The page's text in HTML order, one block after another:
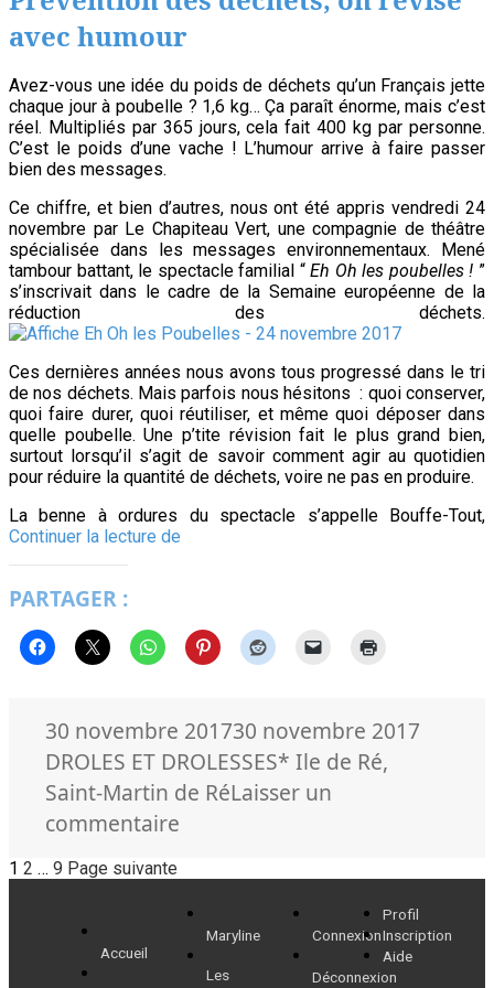
Rétais
prennent
soin
de
leurs
avec humour
Avez-vous une idée du poids de déchets qu’un Français jette
chaque jour à poubelle ? 1,6 kg… Ça paraît énorme, mais c’est
réel. Multipliés par 365 jours, cela fait 400 kg par personne.
C’est le poids d’une vache ! L’humour arrive à faire passer
bien des messages.
Ce chiffre, et bien d’autres, nous ont été appris vendredi 24
novembre par Le Chapiteau Vert, une compagnie de théâtre
spécialisée dans les messages environnementaux. Mené
tambour battant, le spectacle familial “Eh Oh les poubelles ! ”
s’inscrivait dans le cadre de la Semaine européenne de la
réduction des déchets.
Ces dernières années nous avons tous progressé dans le tri
de nos déchets. Mais parfois nous hésitons : quoi conserver,
quoi faire durer, quoi réutiliser, et même quoi déposer dans
quelle poubelle. Une p’tite révision fait le plus grand bien,
surtout lorsqu’il s’agit de savoir comment agir au quotidien
pour réduire la quantité de déchets, voire ne pas en produire.
La benne à ordures du spectacle s’appelle Bouffe-Tout,
Continuer la lecture de
avec
humour
PARTAGER :
Publié
le
30 novembre 201730 novembre 2017
DROLES ET DROLESSESMots-
clés
* Ile de Ré,
Saint-Martin de RéLaisser un
commentaire
des
déchets,
on
révise
Pagination
publications
Page
1 Page
2 … Page
9 Page suivante
Accueil
Maryline
Les
Connexion
Déconnexion
Profil
Inscription
Aide